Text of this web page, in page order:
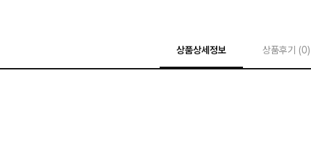
상품상세정보 상품후기 (0)